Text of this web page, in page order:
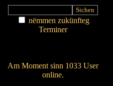
nëmmen zukünfteg
Terminer
Am Moment sinn 1033 User
online.